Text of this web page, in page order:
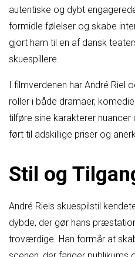
autentiske og dybt
formidle følelser og skabe
gjort ham til en af dansk
skuespillere.
I filmverdenen har André
roller i både dramaer,
tilføre sine karakterer
ført til adskillige priser og
Stil og
André Riels skuespilstil
dybde, der gør hans
troværdige. Han formår at